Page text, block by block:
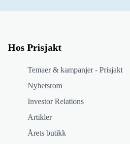
Hos Prisjakt
Temaer & kampanjer - Prisjakt
Nyhetsrom
Investor Relations
Artikler
Årets butikk